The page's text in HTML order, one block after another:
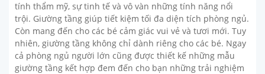
tính thẩm mỹ, sự tinh tế và vô vàn những tính năng nổi
trội. Giường tầng giúp tiết kiệm tối đa diện tích phòng ngủ.
Còn mang đến cho các bé cảm giác vui vẻ và tươi mới. Tuy
nhiên, giường tầng không chỉ dành riêng cho các bé. Ngay
cả phòng ngủ người lớn cũng được thiết kế những mẫu
giường tầng kết hợp đem đến cho bạn những trải nghiệm